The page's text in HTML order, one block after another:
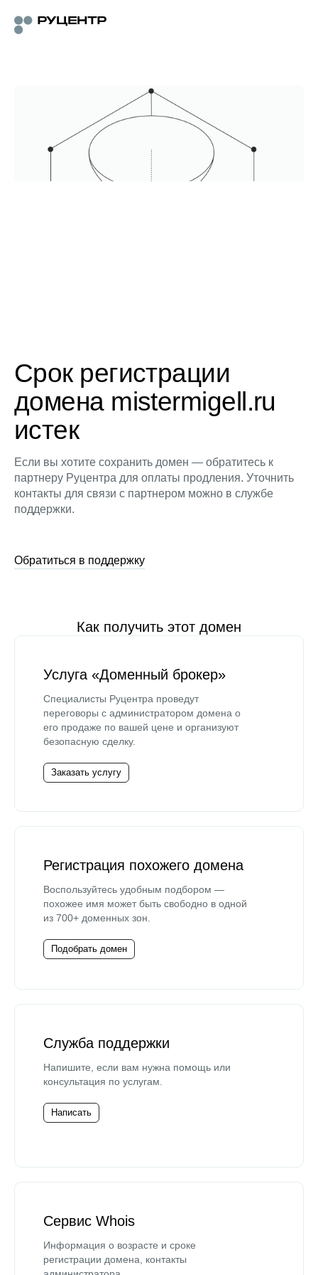
Срок регистрации
домена mistermigell.ru
истек
Если вы хотите сохранить домен — обратитесь к
партнеру Руцентра для оплаты продления. Уточнить
контакты для связи с партнером можно в службе
поддержки.
Обратиться в поддержку
Как получить этот домен
Услуга «Доменный брокер»
Специалисты Руцентра проведут
переговоры с администратором домена о
его продаже по вашей цене и организуют
безопасную сделку.
Заказать услугу
Регистрация похожего домена
Воспользуйтесь удобным подбором —
похожее имя может быть свободно в одной
из 700+ доменных зон.
Подобрать домен
Служба поддержки
Напишите, если вам нужна помощь или
консультация по услугам.
Написать
Сервис Whois
Информация о возрасте и сроке
регистрации домена, контакты